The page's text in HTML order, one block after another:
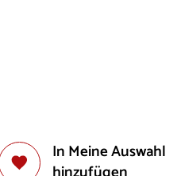
In Meine Auswahl